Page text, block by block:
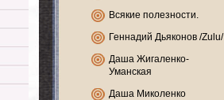
Всякие полезности.
Геннадий Дьяконов /Zulu/
Даша Жигаленко-
Уманская
Даша Миколенко